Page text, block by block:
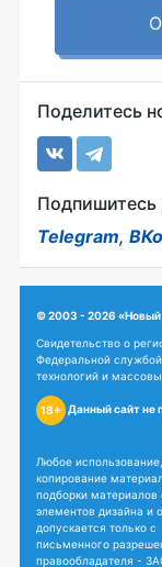
Поделитесь
Подпишитесь
Telegram,
© 2003 - 2026 «Новый
Свидетельство о
Федеральной
технологий и
18+ Данный сайт не
Любое
копирование
подборки материалов
элементов дизайна и
допускается только с
письменного
правообладателя -